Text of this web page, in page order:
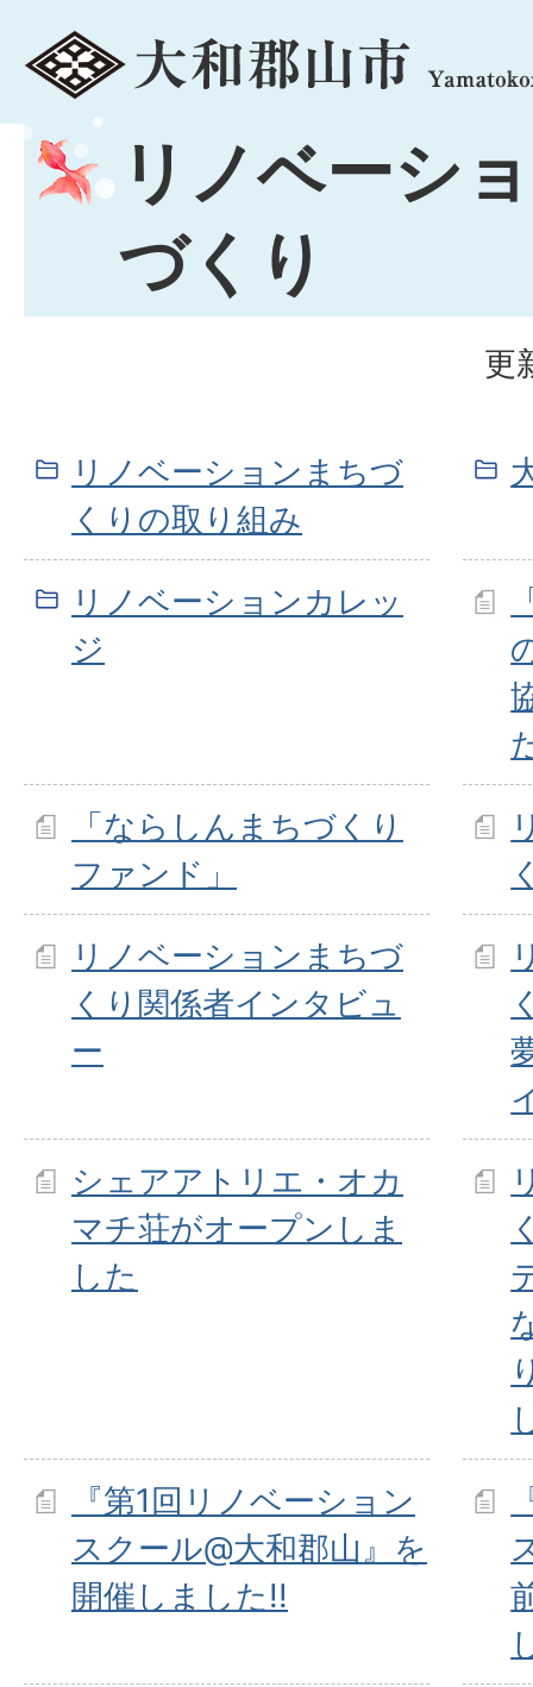
menu
リノベーシ
づくり
更
リノベーションまちづ
くりの取り組み
リノベーションカレッ
ジ
「ならしんまちづくり
ファンド」
リノベーションまちづ
くり関係者インタビュ
ー
シェアアトリエ・オカ
マチ荘がオープンしま
した
『第1回リノベーション
スクール@大和郡山』を
開催しました!!